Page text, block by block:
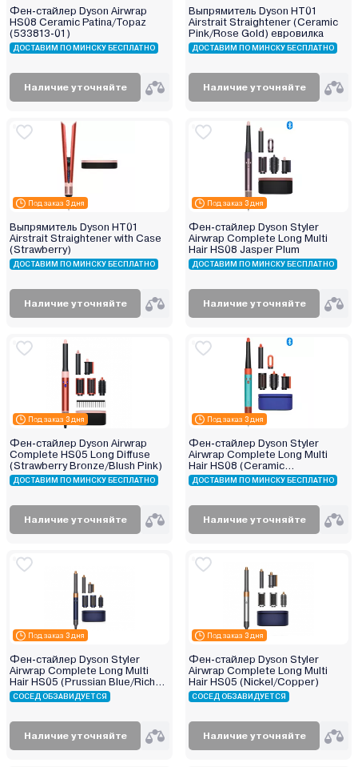
Фен-стайлер Dyson Airwrap
HS08 Ceramic Patina/Topaz
(533813-01)
ДОСТАВИМ ПО МИНСКУ БЕСПЛАТНО
Наличие уточняйте
Выпрямитель Dyson HT01
Airstrait Straightener (Ceramic
Pink/Rose Gold) евровилка
ДОСТАВИМ ПО МИНСКУ БЕСПЛАТНО
Наличие уточняйте
Под заказ 3 дня
Выпрямитель Dyson HT01
Airstrait Straightener with Case
(Strawberry)
ДОСТАВИМ ПО МИНСКУ БЕСПЛАТНО
Наличие уточняйте
Под заказ 3 дня
Фен-стайлер Dyson Styler
Airwrap Complete Long Multi
Hair HS08 Jasper Plum
ДОСТАВИМ ПО МИНСКУ БЕСПЛАТНО
Наличие уточняйте
Под заказ 3 дня
Фен-стайлер Dyson Airwrap
Complete HS05 Long Diffuse
(Strawberry Bronze/Blush Pink)
ДОСТАВИМ ПО МИНСКУ БЕСПЛАТНО
Наличие уточняйте
Под заказ 3 дня
Фен-стайлер Dyson Styler
Airwrap Complete Long Multi
Hair HS08 (Ceramic
Patina/Topaz) евровилка
ДОСТАВИМ ПО МИНСКУ БЕСПЛАТНО
Наличие уточняйте
Под заказ 3 дня
Фен-стайлер Dyson Styler
Airwrap Complete Long Multi
Hair HS05 (Prussian Blue/Rich
copper)
СОСЕД ОБЗАВИДУЕТСЯ
Наличие уточняйте
Под заказ 3 дня
Фен-стайлер Dyson Styler
Airwrap Complete Long Multi
Hair HS05 (Nickel/Copper)
СОСЕД ОБЗАВИДУЕТСЯ
Наличие уточняйте